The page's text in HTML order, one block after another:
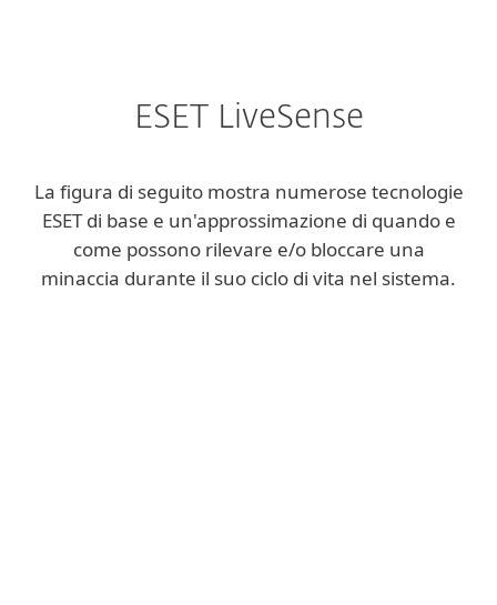
ESET LiveSense
La figura di seguito mostra numerose tecnologie
ESET di base e un'approssimazione di quando e
come possono rilevare e/o bloccare una
minaccia durante il suo ciclo di vita nel sistema.